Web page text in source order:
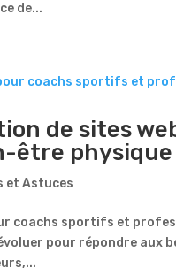
de...
de sites
être physique
et Astuces
coachs sportifs et
pour répondre aux